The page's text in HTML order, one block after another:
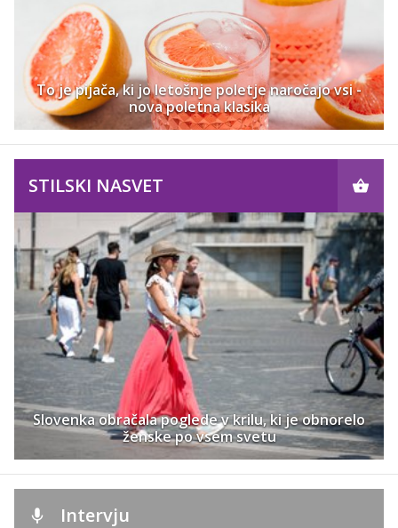
To je pijača, ki jo letošnje poletje naročajo vsi -
nova poletna klasika
STILSKI NASVET
Slovenka obračala poglede v krilu, ki je obnorelo
ženske po vsem svetu
Intervju